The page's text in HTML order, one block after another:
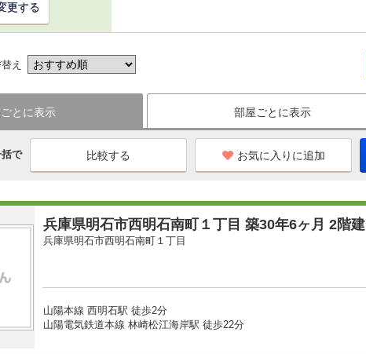
更する
え
とに表示 部屋ごとに表示
で お気に入りに追加
兵庫県明石市西明石南町１丁目 築30年6ヶ月 2階建
兵庫県明石市西明石南町１丁目
山陽本線 西明石駅 徒歩2分
山陽電気鉄道本線 林崎松江海岸駅 徒歩22分